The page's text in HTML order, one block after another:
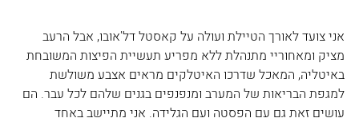
אני צועד לאורך הטיילת ועולה על קאסטל דל'אובו, אבל הרעב
מציק ומאחוריי מתנהלת ללא מפריע תעשיית הפיצות המשובחת
באיטליה, המאכל שדרכו האיטלקים מראים אצבע משולשת
למגפת הבריאות של המערב ומנפנפים בגנים שלהם לכל עבר. הם
עושים זאת גם עם הפסטה ועם הגלידה. אני מתיישב באחד